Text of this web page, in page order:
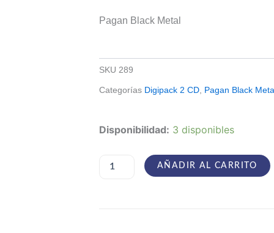
Pagan Black Metal
SKU 289
Categorías Digipack 2 CD Pagan Black
Disponibilidad: 3 disponibles
Kroda
Under
Hexenhammer:
AÑADIR AL CARRITO